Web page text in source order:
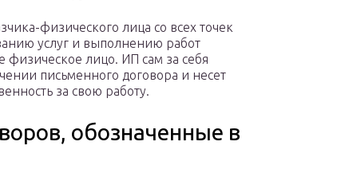
физического лица со всех точек
услуг и выполнению работ
лицо. ИП сам за себя
письменного договора и несет
за свою работу.
обозначенные в